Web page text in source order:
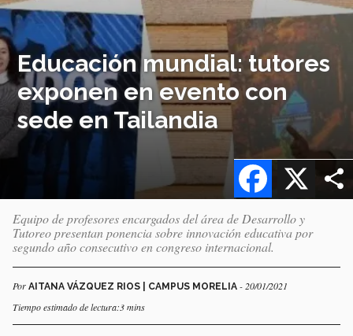
Educación mundial: tutores
exponen en evento con
sede en Tailandia
X
Facebook
Equipo de profesores encargados del área de Desarrollo y
Tutoreo presentan ponencia sobre innovación educativa por
segundo año consecutivo en congreso internacional.
Por AITANA VÁZQUEZ RIOS | CAMPUS MORELIA - 20/01/2021
Tiempo estimado de lectura:3 mins